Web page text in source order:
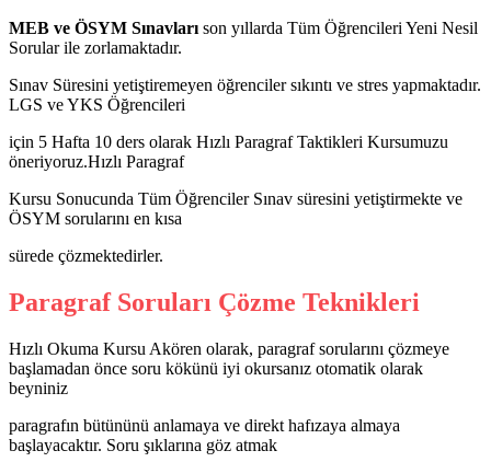
MEB ve ÖSYM Sınavları son yıllarda Tüm Öğrencileri Yeni Nesil
Sorular ile zorlamaktadır.
Sınav Süresini yetiştiremeyen öğrenciler sıkıntı ve stres yapmaktadır.
LGS ve YKS Öğrencileri
için 5 Hafta 10 ders olarak Hızlı Paragraf Taktikleri Kursumuzu
öneriyoruz.Hızlı Paragraf
Kursu Sonucunda Tüm Öğrenciler Sınav süresini yetiştirmekte ve
ÖSYM sorularını en kısa
sürede çözmektedirler.
Paragraf Soruları Çözme Teknikleri
Hızlı Okuma Kursu Akören olarak, paragraf sorularını çözmeye
başlamadan önce soru kökünü iyi okursanız otomatik olarak
beyniniz
paragrafın bütününü anlamaya ve direkt hafızaya almaya
başlayacaktır. Soru şıklarına göz atmak